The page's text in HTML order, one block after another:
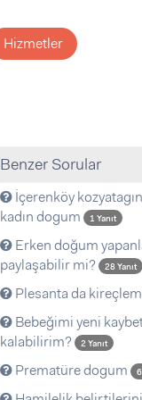
Hizmetler
Benzer Sorular
İçerenköy
kadın dogum
1 Yanıt
Erken doğum
paylaşabilir mi?
28 Yanıt
Plesanta da
Bebeğimi yeni
kalabilirim?
2 Yanıt
Prematüre dogum